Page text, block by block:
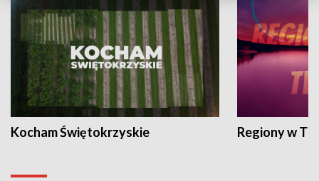
Kocham Świętokrzyskie Regiony w